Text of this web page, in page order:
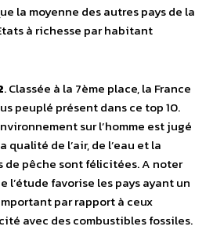
la moyenne des autres pays de la
à richesse par habitant
. Classée à la 7ème place, la France
peuplé présent dans ce top 10.
sur l’homme est jugé
qualité de l’air, de l’eau et la
de pêche sont félicitées. A noter
l’étude favorise les pays ayant un
par rapport à ceux
avec des combustibles fossiles.